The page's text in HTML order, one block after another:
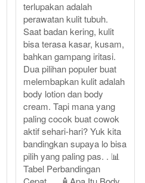
terlupakan adalah
perawatan kulit tubuh.
Saat badan kering, kulit
bisa terasa kasar, kusam,
bahkan gampang iritasi.
Dua pilihan populer buat
melembapkan kulit adalah
body lotion dan body
cream. Tapi mana yang
paling cocok buat cowok
aktif sehari-hari? Yuk kita
bandingkan supaya lo bisa
pilih yang paling pas. . 📊
Tabel Perbandingan